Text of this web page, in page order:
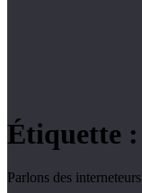
Étiquette :
Parlons des interneteurs